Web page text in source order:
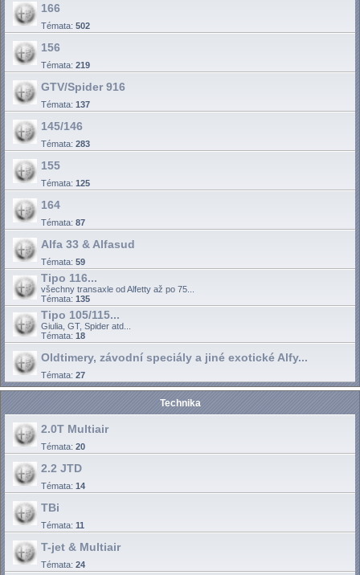
166
Témata: 502
156
Témata: 219
GTV/Spider 916
Témata: 137
145/146
Témata: 283
155
Témata: 125
164
Témata: 87
Alfa 33 & Alfasud
Témata: 59
Tipo 116...
všechny transaxle od Alfetty až po 75...
Témata: 135
Tipo 105/115...
Giulia, GT, Spider atd...
Témata: 18
Oldtimery, závodní speciály a jiné exotické Alfy...
Témata: 27
Technika
2.0T Multiair
Témata: 20
2.2 JTD
Témata: 14
TBi
Témata: 11
T-jet & Multiair
Témata: 24